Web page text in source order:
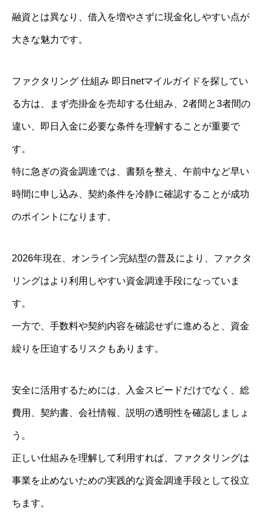
融資とは異なり、借入を増やさずに現金化しやすい点が
大きな魅力です。
ファクタリング 仕組み 即日netマイルガイドを探してい
る方は、まず売掛金を売却する仕組み、2者間と3者間の
違い、即日入金に必要な条件を理解することが重要で
す。
特に急ぎの資金調達では、書類を整え、午前中など早い
時間に申し込み、契約条件を冷静に確認することが成功
のポイントになります。
2026年現在、オンライン完結型の普及により、ファクタ
リングはより利用しやすい資金調達手段になっていま
す。
一方で、手数料や契約内容を確認せずに進めると、資金
繰りを圧迫するリスクもあります。
安全に活用するためには、入金スピードだけでなく、総
費用、契約書、会社情報、説明の透明性を確認しましょ
う。
正しい仕組みを理解して利用すれば、ファクタリングは
事業を止めないための実践的な資金調達手段として役立
ちます。